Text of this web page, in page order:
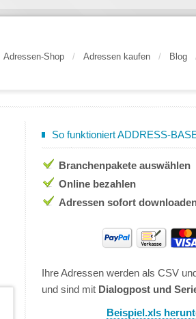
Adressen-Shop / Adressen kaufen / Blog
So funktioniert ADDRESS-
Branchenpakete auswählen
Online bezahlen
Adressen sofort
Ihre Adressen werden als CSV
und sind mit Dialogpost und
Beispiel.xls